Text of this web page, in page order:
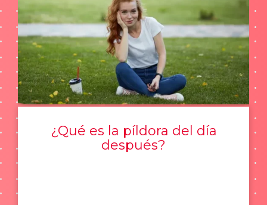
¿Qué es la píldora del día
después?